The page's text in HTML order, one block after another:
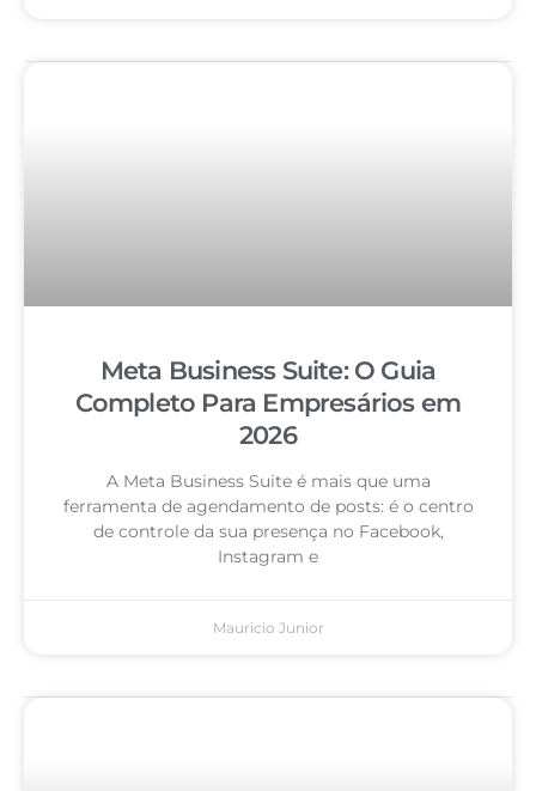
Meta Business Suite: O Guia
Completo Para Empresários em
2026
A Meta Business Suite é mais que uma
ferramenta de agendamento de posts: é o centro
de controle da sua presença no Facebook,
Instagram e
Mauricio Junior